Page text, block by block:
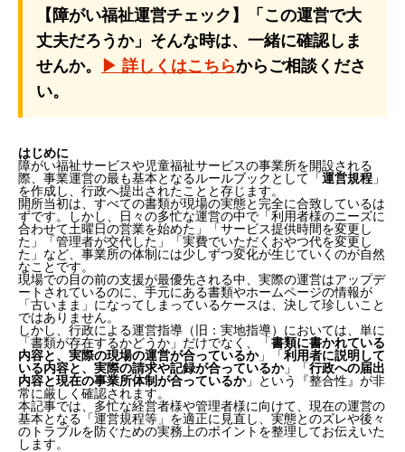
【障がい福祉運営チェック】「この運営で大
丈夫だろうか」そんな時は、一緒に確認しま
せんか。
▶ 詳しくはこちらからご相談くださ
い。
はじめに
障がい福祉サービスや児童福祉サービスの事業所を開設される
際、事業運営の最も基本となるルールブックとして「運営規程 」
を作成し、行政へ提出されたことと存じます。
開所当初は、すべての書類が現場の実態と完全に合致しているは
ずです。しかし、日々の多忙な運営の中で「利用者様のニーズに
合わせて土曜日の営業を始めた」「サービス提供時間を変更し
た」「管理者が交代した」「実費でいただくおやつ代を変更し
た」など、事業所の体制には少しずつ変化が生じていくのが自然
なことです。
現場での目の前の支援が最優先される中、実際の運営はアップデ
ートされているのに、手元にある書類やホームページの情報が
「古いまま」になってしまっているケースは、決して珍しいこと
ではありません。
しかし、行政による運営指導（旧：実地指導）においては、単に
「書類が存在するかどうか」だけでなく、「書類に書かれている
内容と、実際の現場の運営が合っているか」「利用者に説明して
いる内容と、実際の請求や記録が合っているか」「行政への届出
内容と現在の事業所体制が合っているか」という『整合性』が非
常に厳しく確認されます。
本記事では、多忙な経営者様や管理者様に向けて、現在の運営の
基本となる「運営規程等」を適正に見直し、実態とのズレや後々
のトラブルを防ぐための実務上のポイントを整理してお伝えいた
します。